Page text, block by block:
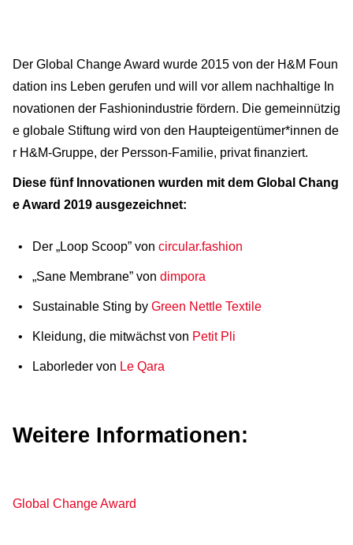
Der Global Change Award wurde 2015 von der H&M Foun
dation ins Leben gerufen und will vor allem nachhaltige In
novationen der Fashionindustrie fördern. Die gemeinnützig
e globale Stiftung wird von den Haupteigentümer*innen de
r H&M-Gruppe, der Persson-Familie, privat finanziert.
Diese fünf Innovationen wurden mit dem Global Chang
e Award 2019 ausgezeichnet:
Der „Loop Scoop” von circular.fashion
„Sane Membrane” von dimpora
Sustainable Sting by Green Nettle Textile
Kleidung, die mitwächst von Petit Pli
Laborleder von Le Qara
Weitere Informationen:
Global Change Award